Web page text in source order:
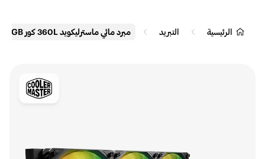
الرئيسية التبريد مبرد مائي ماسترليكويد 360L كور ARGB